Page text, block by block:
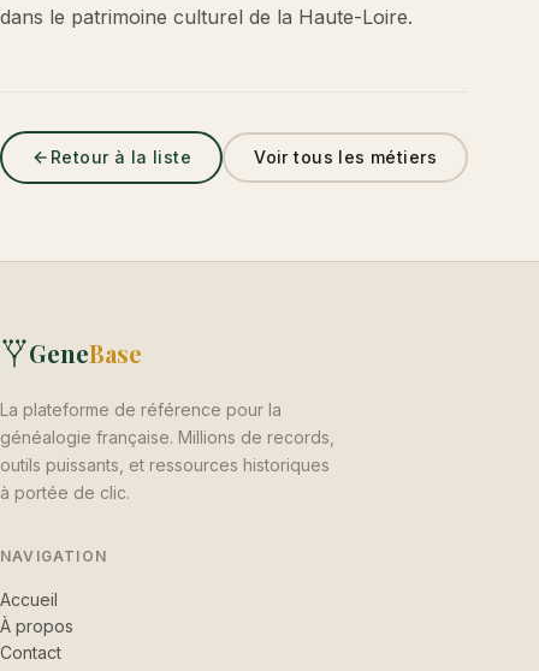
dans le patrimoine culturel de la Haute-Loire.
Retour à la liste Voir tous les métiers
GeneBase
La plateforme de référence pour la
généalogie française. Millions de records,
outils puissants, et ressources historiques
à portée de clic.
NAVIGATION
Accueil
À propos
Contact